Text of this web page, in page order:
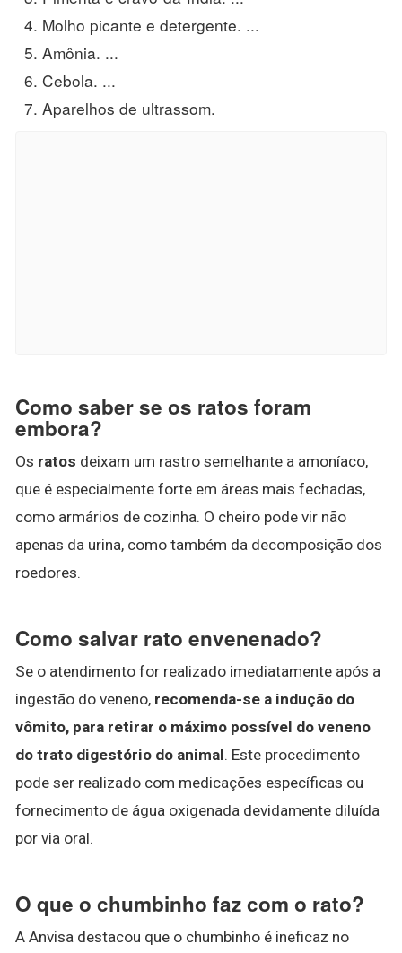
Molho picante e detergente. ...
Amônia. ...
Cebola. ...
Aparelhos de ultrassom.
Como saber se os ratos foram
embora?
Os ratos deixam um rastro semelhante a amoníaco,
que é especialmente forte em áreas mais fechadas,
como armários de cozinha. O cheiro pode vir não
apenas da urina, como também da decomposição dos
roedores.
Como salvar rato envenenado?
Se o atendimento for realizado imediatamente após a
ingestão do veneno, recomenda-se a indução do
vômito, para retirar o máximo possível do veneno
do trato digestório do animal. Este procedimento
pode ser realizado com medicações específicas ou
fornecimento de água oxigenada devidamente diluída
por via oral.
O que o chumbinho faz com o rato?
A Anvisa destacou que o chumbinho é ineficaz no